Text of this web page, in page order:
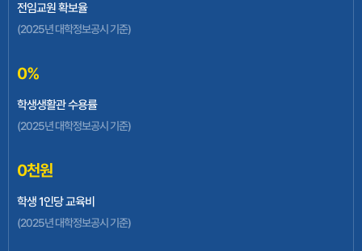
전임교원 확보율
(2025년 대학정보공시 기준)
0%
학생생활관 수용률
(2025년 대학정보공시 기준)
0천원
학생 1인당 교육비
(2025년 대학정보공시 기준)